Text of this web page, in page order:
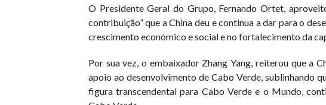
O Presidente Geral do Grupo, Fernando Ortet,
contribuição” que a China deu e continua a dar para o
crescimento económico e social e no fortalecimento da
Por sua vez, o embaixador Zhang Yang, reiterou que a
apoio ao desenvolvimento de Cabo Verde, sublinhando
figura transcendental para Cabo Verde e o Mundo,